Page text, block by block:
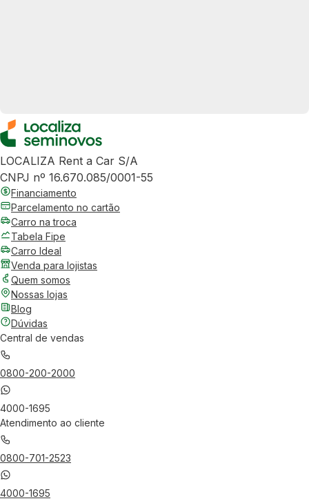
LOCALIZA Rent a Car S/A
CNPJ nº 16.670.085/0001-55
Financiamento
Parcelamento no cartão
Carro na troca
Tabela Fipe
Carro Ideal
Venda para lojistas
Quem somos
Nossas lojas
Blog
Dúvidas
Central de vendas
0800-200-2000
4000-1695
Atendimento ao cliente
0800-701-2523
4000-1695